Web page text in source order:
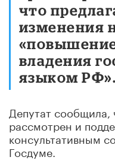
что
изменения
владения
языком РФ».
Депутат сообщила,
рассмотрен и
консультативным
Госдуме.